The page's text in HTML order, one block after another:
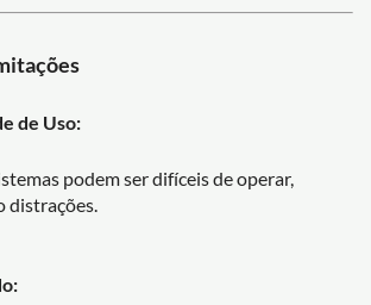
de Uso:
podem ser difíceis de operar,
distrações.